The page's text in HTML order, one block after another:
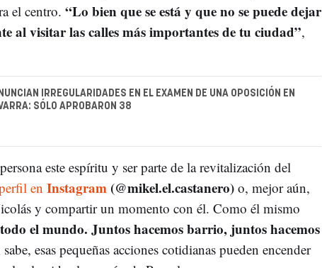
el centro. “Lo bien que se está y que no se puede dejar
al visitar las calles más importantes de tu ciudad”,
IRREGULARIDADES EN EL EXAMEN DE UNA OPOSICIÓN EN
SÓLO APROBARON 38
este espíritu y ser parte de la revitalización del
en Instagram(@mikel.el.castanero)o, mejor aún,
y compartir un momento con él. Como él mismo
el mundo. Juntos hacemos barrio, juntos hacemos
esas pequeñas acciones cotidianas pueden encender